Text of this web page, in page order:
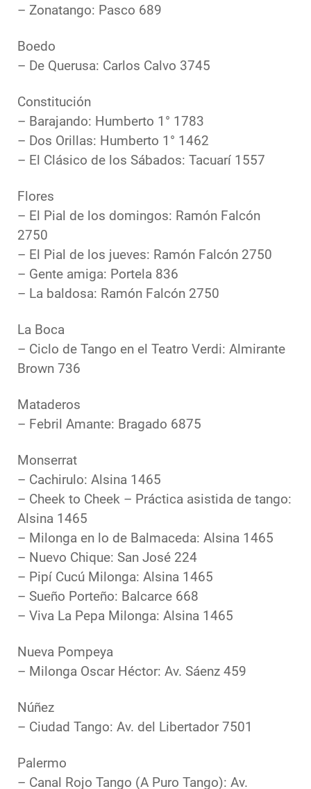
– Zonatango: Pasco 689
Boedo
– De Querusa: Carlos Calvo 3745
Constitución
– Barajando: Humberto 1° 1783
– Dos Orillas: Humberto 1° 1462
– El Clásico de los Sábados: Tacuarí 1557
Flores
– El Pial de los domingos: Ramón Falcón
2750
– El Pial de los jueves: Ramón Falcón 2750
– Gente amiga: Portela 836
– La baldosa: Ramón Falcón 2750
La Boca
– Ciclo de Tango en el Teatro Verdi: Almirante
Brown 736
Mataderos
– Febril Amante: Bragado 6875
Monserrat
– Cachirulo: Alsina 1465
– Cheek to Cheek – Práctica asistida de tango:
Alsina 1465
– Milonga en lo de Balmaceda: Alsina 1465
– Nuevo Chique: San José 224
– Pipí Cucú Milonga: Alsina 1465
– Sueño Porteño: Balcarce 668
– Viva La Pepa Milonga: Alsina 1465
Nueva Pompeya
– Milonga Oscar Héctor: Av. Sáenz 459
Núñez
– Ciudad Tango: Av. del Libertador 7501
Palermo
– Canal Rojo Tango (A Puro Tango): Av.